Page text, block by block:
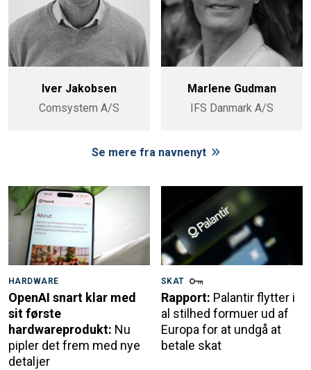
Iver Jakobsen
Comsystem A/S
Marlene Gudman
IFS Danmark A/S
Se mere fra navnenyt
HARDWARE
OpenAI snart klar med
sit første
hardwareprodukt: Nu
pipler det frem med nye
detaljer
SKAT
Rapport: Palantir flytter i
al stilhed formuer ud af
Europa for at undgå at
betale skat